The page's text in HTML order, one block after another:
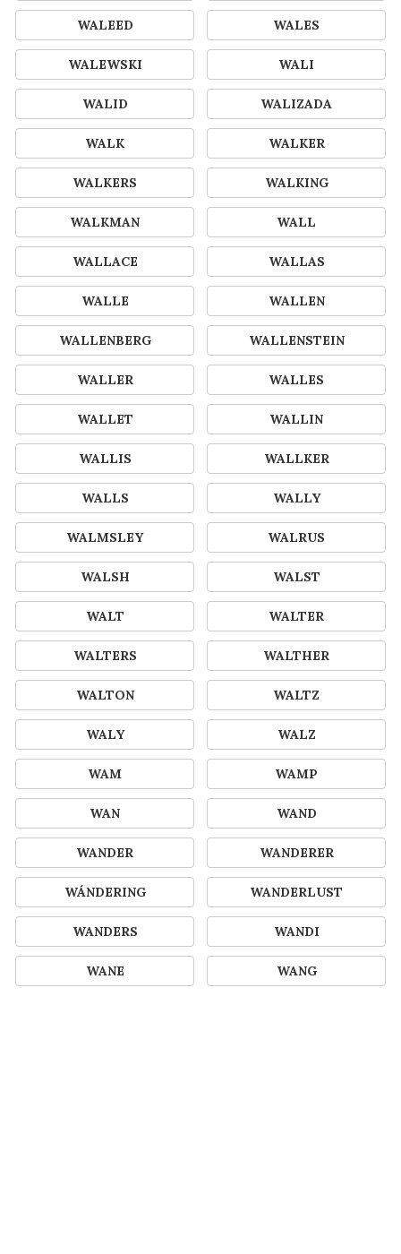
WALEED WALES
WALEWSKI WALI
WALID WALIZADA
WALK WALKER
WALKERS WALKING
WALKMAN WALL
WALLACE WALLAS
WALLE WALLEN
WALLENBERG WALLENSTEIN
WALLER WALLES
WALLET WALLIN
WALLIS WALLKER
WALLS WALLY
WALMSLEY WALRUS
WALSH WALST
WALT WALTER
WALTERS WALTHER
WALTON WALTZ
WALY WALZ
WAM WAMP
WAN WAND
WANDER WANDERER
WÁNDERING WANDERLUST
WANDERS WANDI
WANE WANG